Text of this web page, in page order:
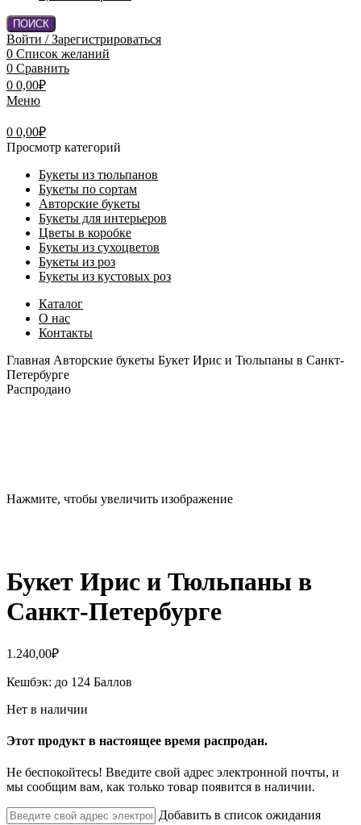
ПОИСК
Войти / Зарегистрироваться
0 Список желаний
0 Сравнить
0 0,00₽
Меню
0 0,00₽
Просмотр категорий
Букеты из тюльпанов
Букеты по сортам
Авторские букеты
Букеты для интерьеров
Цветы в коробке
Букеты из сухоцветов
Букеты из роз
Букеты из кустовых роз
Каталог
О нас
Контакты
Главная Авторские букеты Букет Ирис и Тюльпаны в Санкт-
Петербурге
Распродано
Нажмите, чтобы увеличить изображение
Букет Ирис и Тюльпаны в
Санкт-Петербурге
1.240,00₽
Кешбэк: до 124 Баллов
Нет в наличии
Этот продукт в настоящее время распродан.
Не беспокойтесь! Введите свой адрес электронной почты, и
мы сообщим вам, как только товар появится в наличии.
Добавить в список ожидания